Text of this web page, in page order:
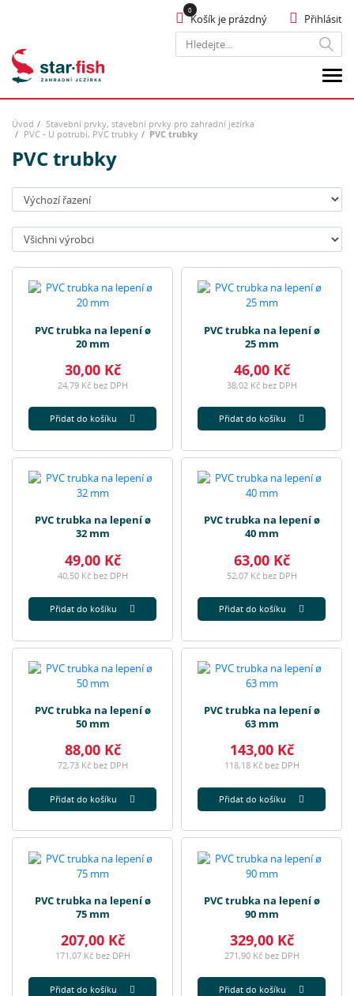
Hledat
Přihlásit
Košík je prázdný
Úvod
Stavební prvky, stavební prvky pro zahradní jezírka
PVC - U potrubí, PVC trubky
PVC trubky
PVC trubky
Seřadit:
Výrobci:
PVC trubka na lepení ø
20 mm
30,00 Kč
24,79 Kč bez DPH
Přidat do košíku
PVC trubka na lepení ø
25 mm
46,00 Kč
38,02 Kč bez DPH
Přidat do košíku
PVC trubka na lepení ø
32 mm
49,00 Kč
40,50 Kč bez DPH
Přidat do košíku
PVC trubka na lepení ø
40 mm
63,00 Kč
52,07 Kč bez DPH
Přidat do košíku
PVC trubka na lepení ø
50 mm
88,00 Kč
72,73 Kč bez DPH
Přidat do košíku
PVC trubka na lepení ø
63 mm
143,00 Kč
118,18 Kč bez DPH
Přidat do košíku
PVC trubka na lepení ø
75 mm
207,00 Kč
171,07 Kč bez DPH
Přidat do košíku
PVC trubka na lepení ø
90 mm
329,00 Kč
271,90 Kč bez DPH
Přidat do košíku